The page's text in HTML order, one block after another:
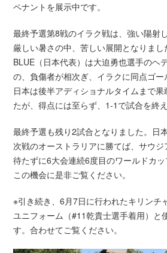
ペナントを展示中です。
最終予選第8戦のイラク戦は、強い陽
厳しい暑さの中、苦しい展開となりまし
BLUE（日本代表）は大迫勇也選手のヘ
の、負傷者が相次ぎ、イラクに同点ゴー
日本は後半アディショナルタイムまで
たが、得点には至らず、1-1で試合を終え
最終予選も残り2試合となりました。日
次戦のオーストラリアに勝てば、サウ
待たずに6大会連続6度目のワールドカッ
この機会に是非ご覧ください。
※引き続き、6月7日に行われたキリンチ
ユニフォーム（#11乾貴士選手着用）と
す。合わせてご覧ください。